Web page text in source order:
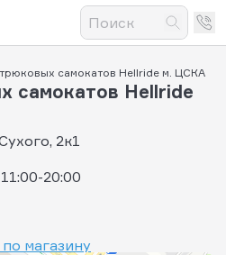
самокатов Hellride м. ЦСКА
самокатов Hellride
2к1
20:00
магазину